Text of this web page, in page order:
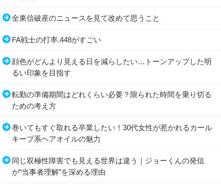
全東信破産のニュースを見て改めて思うこと
FA戦士の打率.448がすごい
顔色がどんより見える日を減らしたい…トーンアップした明
るい印象を目指す
転勤の準備期間はどれくらい必要？限られた時間を乗り切る
ための考え方
巻いてもすぐ取れる卒業したい！30代女性が惹かれるカール
キープ系ヘアオイルの魅力
同じ双極性障害でも見える世界は違う｜ジョーくんの発信
が“当事者理解”を深める理由